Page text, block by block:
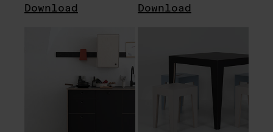
Download Download